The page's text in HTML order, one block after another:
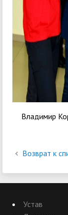
Владимир
Возврат к
Устав